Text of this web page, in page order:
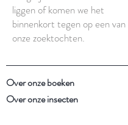
liggen of komen we het
binnenkort tegen op een van
onze zoektochten.
Over onze boeken
Over onze insecten